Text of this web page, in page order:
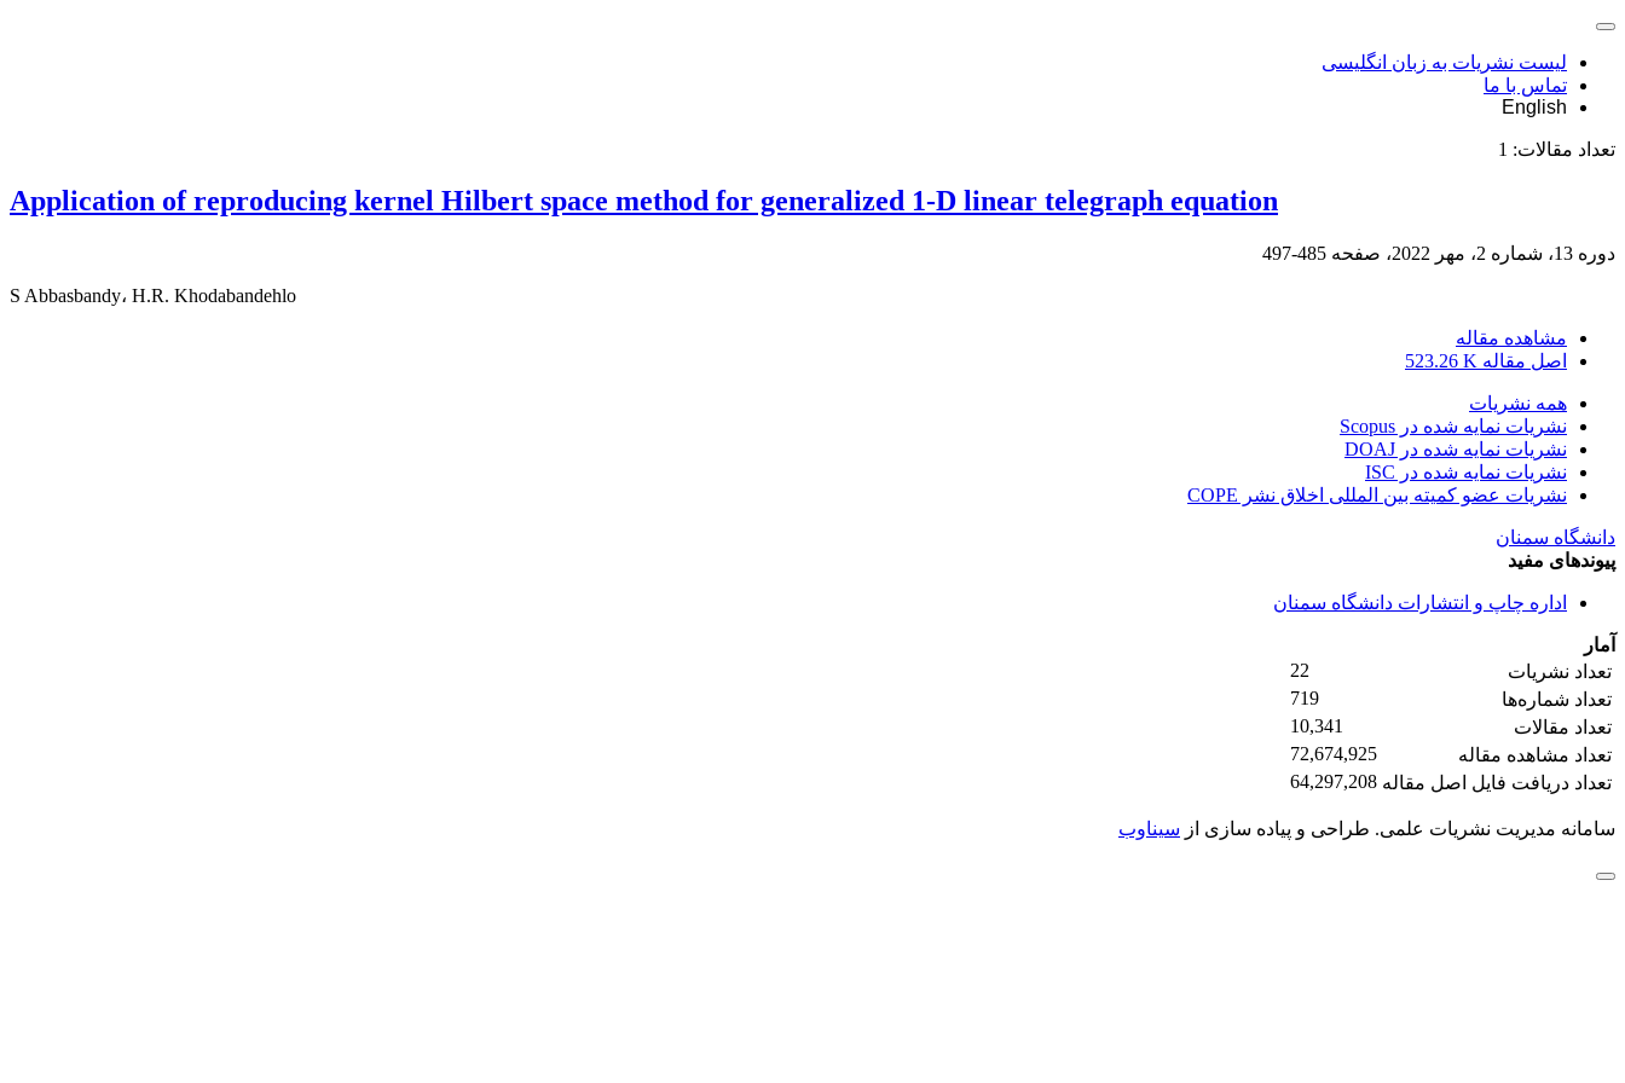
لیست نشریات به زبان انگلیسی
تماس با ما
English
تعداد مقالات: 1
Application of reproducing kernel Hilbert space method for generalized 1-D linear telegraph equation
دوره 13، شماره 2، مهر 2022، صفحه 485-497
S Abbasbandy، H.R. Khodabandehlo
مشاهده مقاله
اصل مقاله 523.26 K
همه نشریات
نشریات نمایه شده در Scopus
نشریات نمایه شده در DOAJ
نشریات نمایه شده در ISC
نشریات عضو کمیته بین المللی اخلاق نشر COPE
دانشگاه سمنان
پیوندهای مفید
اداره چاپ و انتشارات دانشگاه سمنان
آمار
تعداد نشریات
22
تعداد شماره‌ها
719
تعداد مقالات
10,341
تعداد مشاهده مقاله
72,674,925
تعداد دریافت فایل اصل مقاله 64,297,208
سامانه مدیریت نشریات علمی. طراحی و پیاده سازی از سیناوب